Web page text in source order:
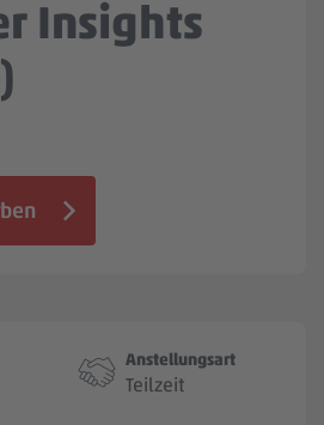
Jobbörse
Insights
Anstellungsart
Teilzeit